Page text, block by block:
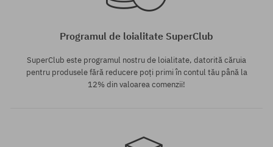
Programul de loialitate SuperClub
SuperClub este programul nostru de loialitate, datorită căruia
pentru produsele fără reducere poți primi în contul tău până la
12% din valoarea comenzii!